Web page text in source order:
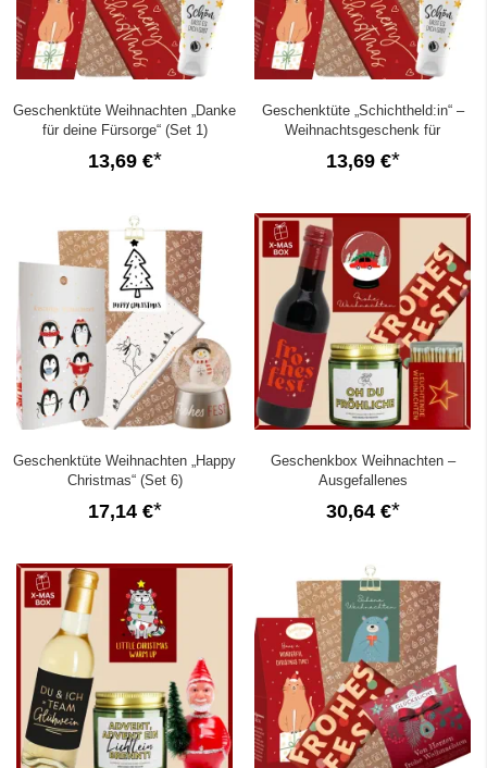
Geschenktüte Weihnachten „Danke
für deine Fürsorge“ (Set 1)
13,69 €
Geschenktüte „Schichtheld:in“ –
Weihnachtsgeschenk für
Schichtarbeiterin (Set 1)
13,69 €
Geschenktüte Weihnachten „Happy
Christmas“ (Set 6)
17,14 €
Geschenkbox Weihnachten –
Ausgefallenes
Weihnachtsgeschenk (Schneekugel
– Set 6)
30,64 €